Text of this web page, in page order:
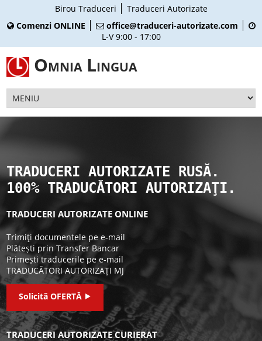
Birou Traduceri
Traduceri Autorizate
Comenzi ONLINE
office@traduceri-autorizate.com
L-V 9:00 - 17:00
Omnia Lingua
TRADUCERI AUTORIZATE RUSĂ.
100% TRADUCĂTORI AUTORIZAŢI.
TRADUCERI AUTORIZATE ONLINE
Trimiţi documentele pe e-mail
Plătești prin Transfer Bancar
Primești traducerile pe e-mail
TRADUCĂTORI AUTORIZAŢI MJ
Solicită OFERTĂ ⯈
TRADUCERI AUTORIZATE CURIERAT